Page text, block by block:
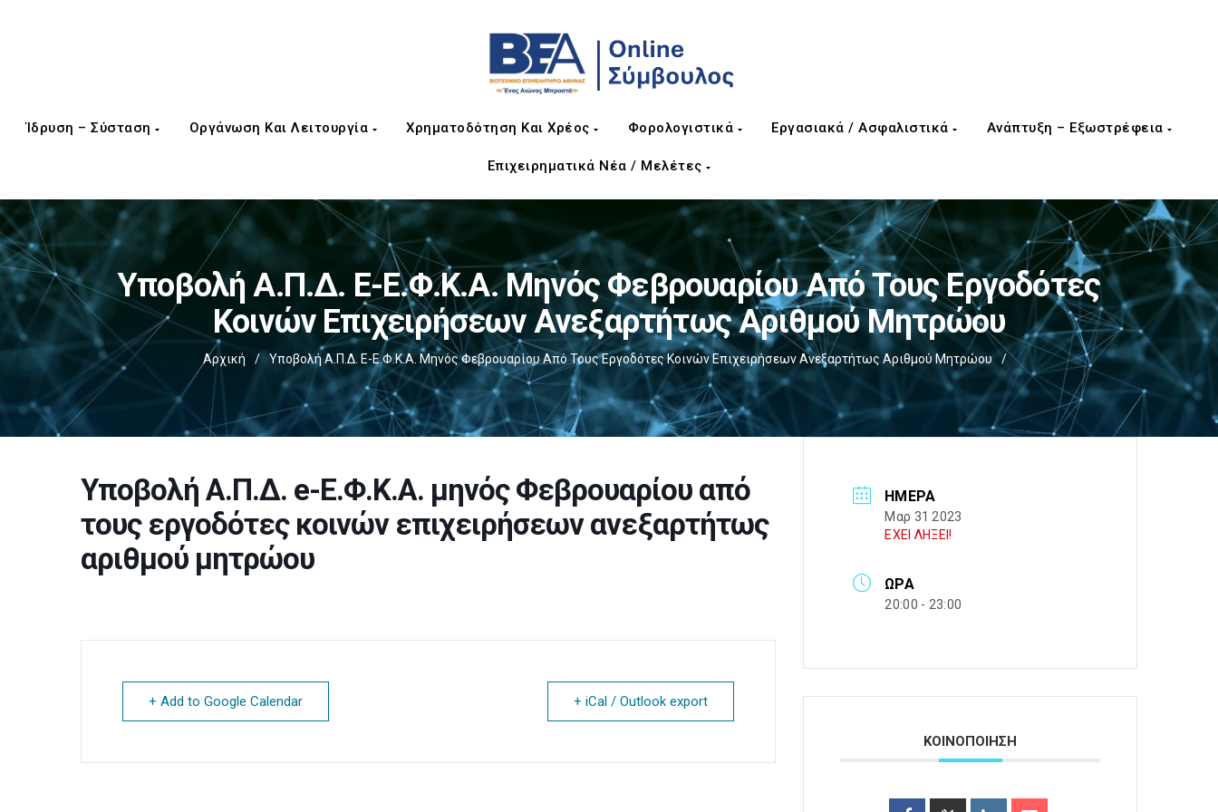
Ίδρυση – Σύσταση Οργάνωση Και Λειτουργία Χρηματοδότηση Και Χρέος Φορολογιστικά Εργασιακά / Ασφαλιστικά Ανάπτυξη – Εξωστρέφεια
Επιχειρηματικά Νέα / Μελέτες
Υποβολή Α.Π.Δ. E-Ε.Φ.Κ.Α. Μηνός Φεβρουαρίου Από Τους Εργοδότες
Κοινών Επιχειρήσεων Ανεξαρτήτως Αριθμού Μητρώου
Αρχική / Υποβολή Α.Π.Δ. E-Ε.Φ.Κ.Α. Μηνός Φεβρουαρίου Από Τους Εργοδότες Κοινών Επιχειρήσεων Ανεξαρτήτως Αριθμού Μητρώου /
Υποβολή Α.Π.Δ. e-Ε.Φ.Κ.Α. μηνός Φεβρουαρίου από
τους εργοδότες κοινών επιχειρήσεων ανεξαρτήτως
αριθμού μητρώου
+ Add to Google Calendar + iCal / Outlook export
ΗΜΈΡΑ
Μαρ 31 2023
ΕΧΕΙ ΛΗΞΕΙ!
ΏΡΑ
20:00 - 23:00
ΚΟΙΝΟΠΟΙΗΣΗ